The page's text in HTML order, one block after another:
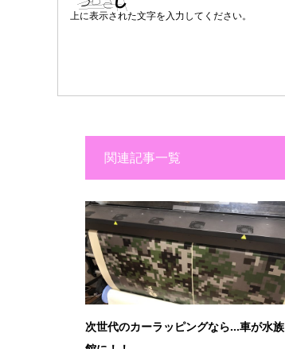
上に表示された文字を入力してください。
関連記事一覧
次世代のカーラッピングなら…車が水族